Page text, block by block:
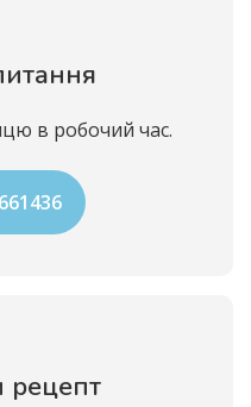
в робочий час.
рецепт